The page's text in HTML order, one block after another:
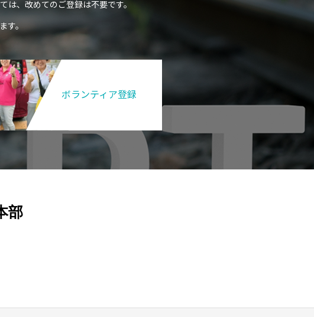
、改めてのご登録は不要です。
す。
ボランティア登録
部